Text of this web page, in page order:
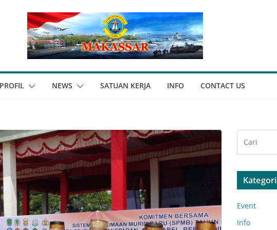
PROFIL NEWS SATUAN KERJA INFO CONTACT US
Kategori
Event
Info